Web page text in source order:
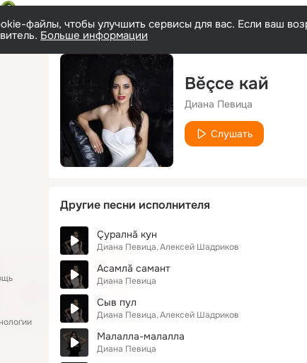
файлы, чтобы улучшить сервисы для вас. Если ваш
Больше информации
Вĕçсе кай
Диана Певица
Слушать
Другие песни исполнителя
Çуралнă кун
Диана Певица Алексей Шадриков
Асамлă самант
Диана Певица
Сыв пул
Диана Певица Алексей Шадриков
Малалла-малалла
Диана Певица